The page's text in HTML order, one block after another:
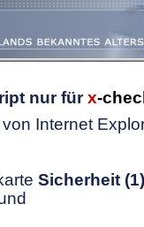
nur fürx-
von Internet
Sicherheit